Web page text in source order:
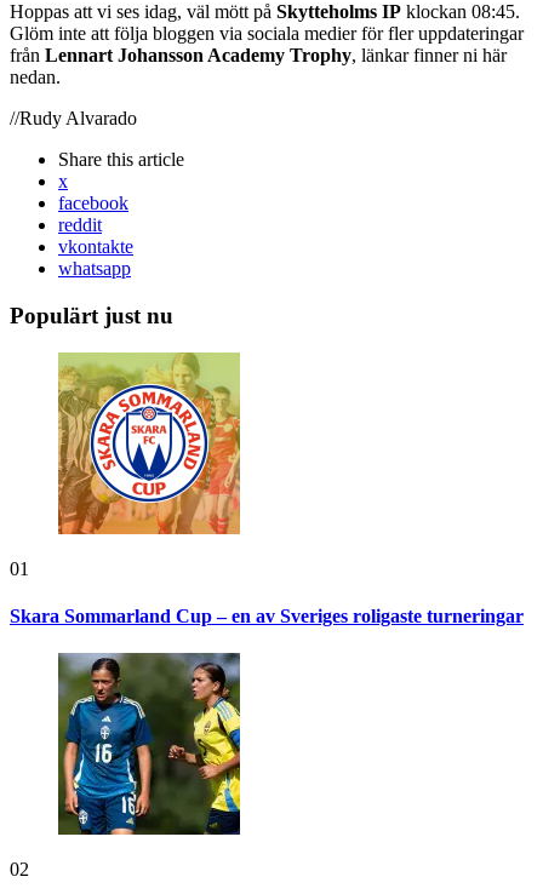
Hoppas att vi ses idag, väl mött på Skytteholms IP klockan 08:45.
Glöm inte att följa bloggen via sociala medier för fler uppdateringar
från Lennart Johansson Academy Trophy, länkar finner ni här
nedan.
//Rudy Alvarado
Share this article
x
facebook
reddit
vkontakte
whatsapp
Populärt just nu
01
Skara Sommarland Cup – en av Sveriges roligaste turneringar
02